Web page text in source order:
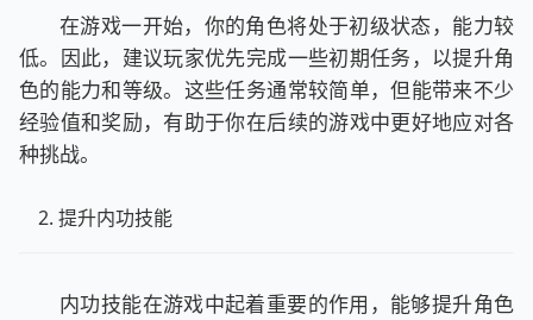
在游戏一开始，你的角色将处于初级状态，能力较
低。因此，建议玩家优先完成一些初期任务，以提升角
色的能力和等级。这些任务通常较简单，但能带来不少
经验值和奖励，有助于你在后续的游戏中更好地应对各
种挑战。
提升内功技能
内功技能在游戏中起着重要的作用，能够提升角色